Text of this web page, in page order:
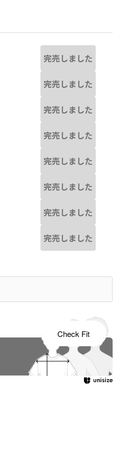
完売しました
完売しました
完売しました
完売しました
完売しました
完売しました
完売しました
完売しました
Check Fit